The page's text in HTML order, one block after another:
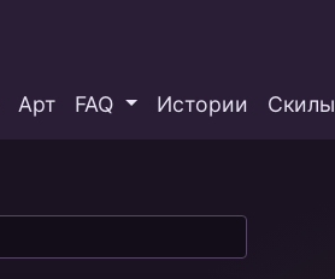
Арт FAQ Истории Скилы